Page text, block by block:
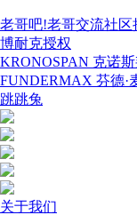
老哥吧!老哥交流社区
博耐克授权
KRONOSPAN 克诺
FUNDERMAX 芬德·
跳跳兔
关于我们